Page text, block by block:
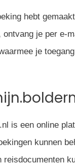
hebt
je per e-
je
is een online
kunnen
reisdocumenten